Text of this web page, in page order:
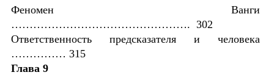
Феномен Ванги
…………………………………………. 302
Ответственность предсказателя и человека
…………… 315
Глава 9